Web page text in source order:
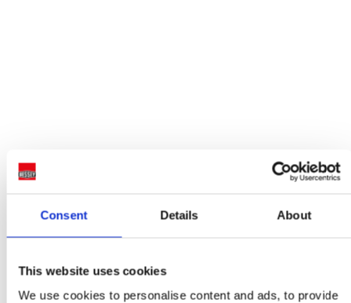
Consent Details About
This website uses cookies
We use cookies to personalise content and ads, to provide